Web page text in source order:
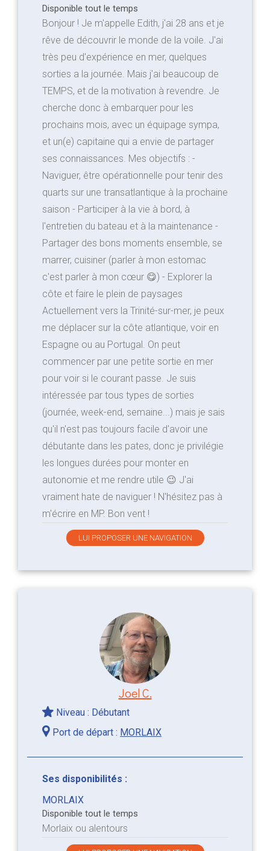
Disponible tout le temps
Bonjour ! Je m'appelle Edith, j'ai 28 ans et je
rêve de découvrir le monde de la voile. J'ai
très peu d'expérience en mer, quelques
sorties a la journée. Mais j'ai beaucoup de
TEMPS, et de la motivation à revendre. Je
cherche donc à embarquer pour les
prochains mois, avec un équipage sympa,
et un(e) capitaine qui a envie de partager
ses connaissances. Mes objectifs : -
Naviguer, être opérationnelle pour tenir des
quarts sur une transatlantique à la prochaine
saison - Participer à la vie à bord, à
l'entretien du bateau et à la maintenance -
Partager des bons moments ensemble, se
marrer, cuisiner (parler à mon estomac
c'est parler à mon cœur 😋) - Explorer la
côte et faire le plein de paysages
Actuellement vers la Trinité-sur-mer, je peux
me déplacer sur la côte atlantique, voir en
Espagne ou au Portugal. On peut
commencer par une petite sortie en mer
pour voir si le courant passe. Je suis
intéressée par tous types de sorties
(journée, week-end, semaine...) mais je sais
qu'il n'est pas toujours facile d'avoir une
débutante dans les pates, donc je privilégie
les longues durées pour monter en
autonomie et me rendre utile 😉 J'ai
vraiment hate de naviguer ! N'hésitez pas à
m'écrire en MP. Bon vent !
LUI PROPOSER UNE NAVIGATION
Joel C.
Niveau : Débutant
Port de départ : MORLAIX
Ses disponibilités :
MORLAIX
Disponible tout le temps
Morlaix ou alentours